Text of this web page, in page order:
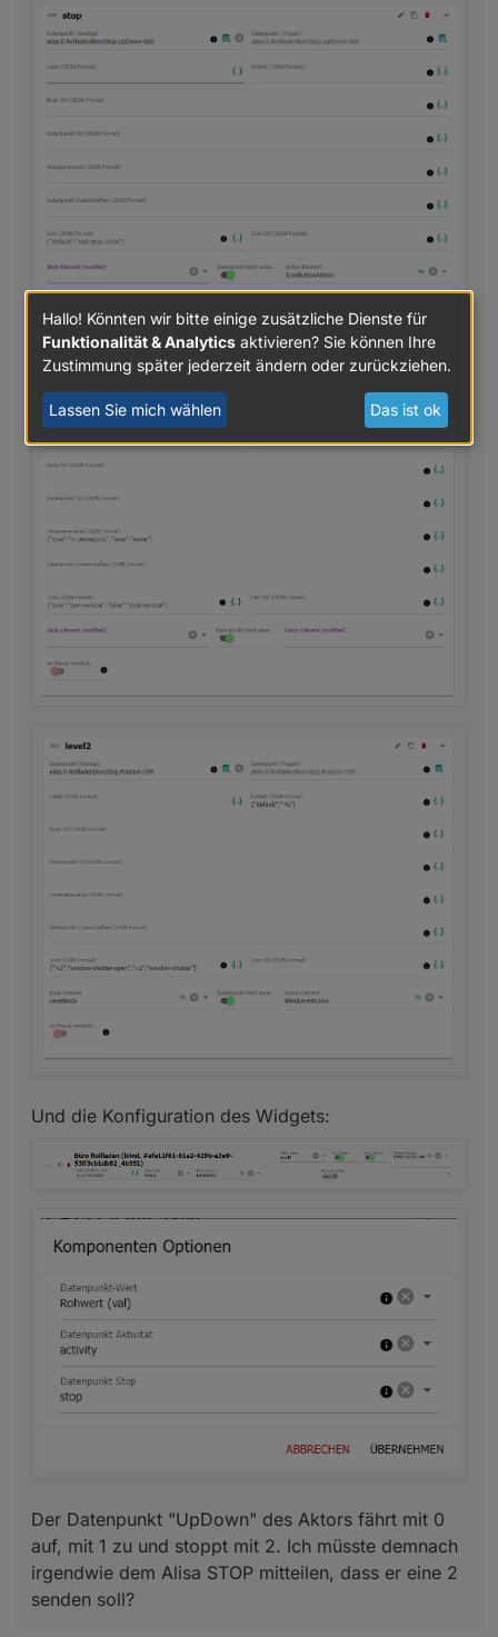
Und die Konfiguration des Widgets:
Der Datenpunkt "UpDown" des Aktors fährt mit 0
auf, mit 1 zu und stoppt mit 2. Ich müsste demnach
irgendwie dem Alisa STOP mitteilen, dass er eine 2
senden soll?
Hallo! Könnten wir bitte einige zusätzliche Dienste für
Funktionalität & Analytics aktivieren? Sie können Ihre
Zustimmung später jederzeit ändern oder zurückziehen.
Lassen Sie mich wählen Das ist ok